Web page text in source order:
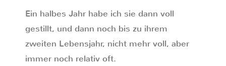
Ein halbes Jahr habe ich sie dann voll
gestillt, und dann noch bis zu ihrem
zweiten Lebensjahr, nicht mehr voll, aber
immer noch relativ oft.